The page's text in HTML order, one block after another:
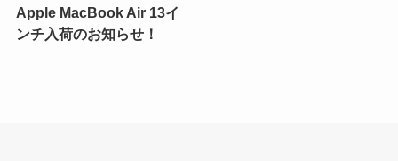
Apple MacBook Air 13イ
ンチ入荷のお知らせ！